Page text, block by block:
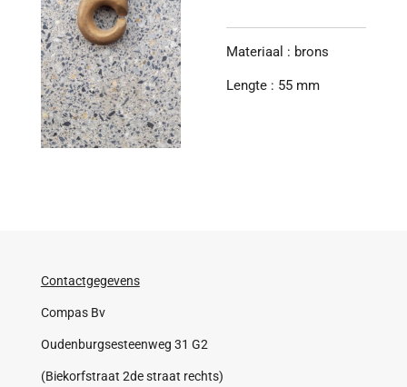
Materiaal : brons
Lengte : 55 mm
Contactgegevens
Compas Bv
Oudenburgsesteenweg 31 G2
(Biekorfstraat 2de straat rechts)